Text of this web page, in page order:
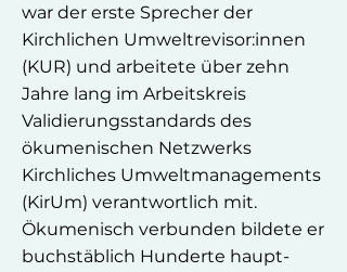
war der erste Sprecher der
Kirchlichen Umweltrevisor:innen
(KUR) und arbeitete über zehn
Jahre lang im Arbeitskreis
Validierungsstandards des
ökumenischen Netzwerks
Kirchliches Umweltmanagements
(KirUm) verantwortlich mit.
Ökumenisch verbunden bildete er
buchstäblich Hunderte haupt-